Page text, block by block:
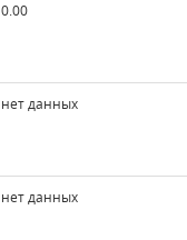
0.00
нет данных
нет данных